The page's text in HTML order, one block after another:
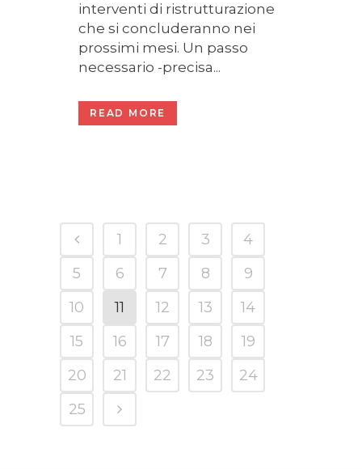
interventi di ristrutturazione
che si concluderanno nei
prossimi mesi. Un passo
necessario -precisa...
READ MORE
1 2 3
4
5
6 7 8
9
10
11 12 13
14
15
16 17 18
19
20
21 22 23
24
25